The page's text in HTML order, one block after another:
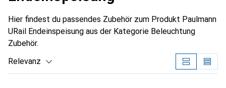
Hier findest du passendes Zubehör zum Produkt Paulmann
URail Endeinspeisung aus der Kategorie Beleuchtung
Zubehör.
Relevanz